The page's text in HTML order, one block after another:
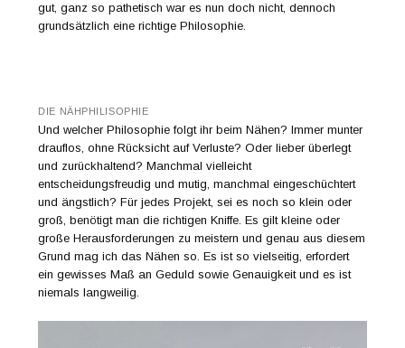
gut, ganz so pathetisch war es nun doch nicht, dennoch
grundsätzlich eine richtige Philosophie.
DIE NÄHPHILISOPHIE
Und welcher Philosophie folgt ihr beim Nähen? Immer munter
drauflos, ohne Rücksicht auf Verluste? Oder lieber überlegt
und zurückhaltend? Manchmal vielleicht
entscheidungsfreudig und mutig, manchmal eingeschüchtert
und ängstlich? Für jedes Projekt, sei es noch so klein oder
groß, benötigt man die richtigen Kniffe. Es gilt kleine oder
große Herausforderungen zu meistern und genau aus diesem
Grund mag ich das Nähen so. Es ist so vielseitig, erfordert
ein gewisses Maß an Geduld sowie Genauigkeit und es ist
niemals langweilig.